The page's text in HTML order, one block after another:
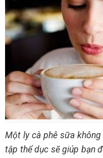
Một ly cà phê sữa
tập thể dục sẽ giúp bạn